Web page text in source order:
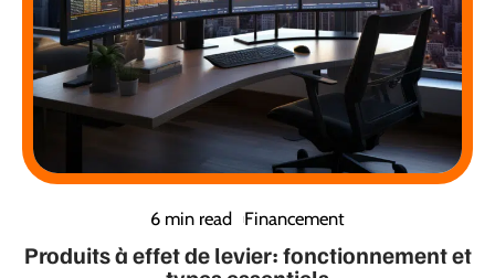
6 min read Financement
Produits à effet de levier: fonctionnement et